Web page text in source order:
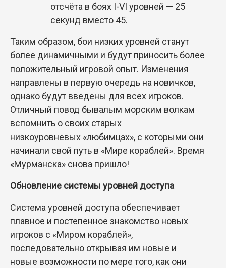
отсчёта в боях I-VI уровней — 25
секунд вместо 45.
Таким образом, бои низких уровней станут
более динамичными и будут приносить более
положительный игровой опыт. Изменения
направлены в первую очередь на новичков,
однако будут введены для всех игроков.
Отличный повод бывалым морским волкам
вспомнить о своих старых
низкоуровневых «любимцах», с которыми они
начинали свой путь в «Мире кораблей». Время
«Мурманска» снова пришло!
Обновление системы уровней доступа
Система уровней доступа обеспечивает
плавное и постепенное знакомство новых
игроков с «Миром кораблей»,
последовательно открывая им новые и
новые возможности по мере того, как они